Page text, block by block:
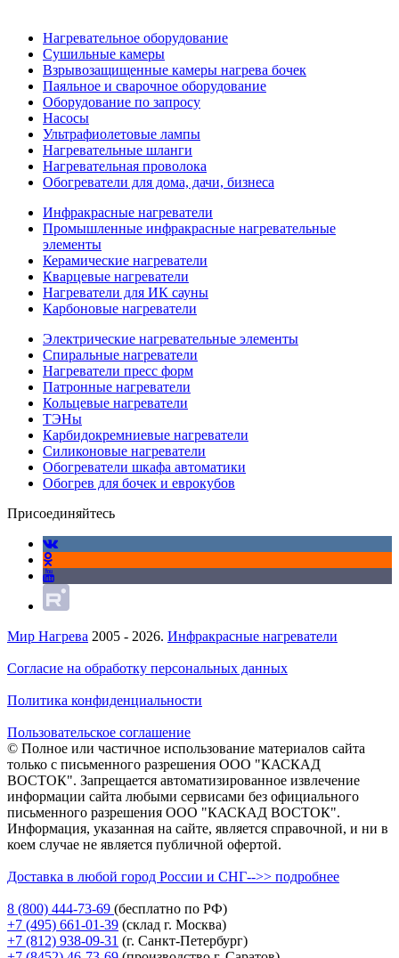
Нагревательное оборудование
Сушильные камеры
Взрывозащищенные камеры нагрева бочек
Паяльное и сварочное оборудование
Оборудование по запросу
Насосы
Ультрафиолетовые лампы
Нагревательные шланги
Нагревательная проволока
Обогреватели для дома, дачи, бизнеса
Инфракрасные нагреватели
Промышленные инфракрасные нагревательные
элементы
Керамические нагреватели
Кварцевые нагреватели
Нагреватели для ИК сауны
Карбоновые нагреватели
Электрические нагревательные элементы
Спиральные нагреватели
Нагреватели пресс форм
Патронные нагреватели
Кольцевые нагреватели
ТЭНы
Карбидокремниевые нагреватели
Силиконовые нагреватели
Обогреватели шкафа автоматики
Обогрев для бочек и еврокубов
Присоединяйтесь
Мир Нагрева 2005 - 2026. Инфракрасные нагреватели
Согласие на обработку персональных данных
Политика конфиденциальности
Пользовательское соглашение
© Полное или частичное использование материалов сайта
только с письменного разрешения ООО "КАСКАД
ВОСТОК". Запрещается автоматизированное извлечение
информации сайта любыми сервисами без официального
письменного разрешения ООО "КАСКАД ВОСТОК".
Информация, указанная на сайте, является справочной, и ни в
коем случае не является публичной офертой.
Доставка в любой город России и СНГ-->> подробнее
8 (800) 444-73-69 (бесплатно по РФ)
+7 (495) 661-01-39 (склад г. Москва)
+7 (812) 938-09-31 (г. Санкт-Петербург)